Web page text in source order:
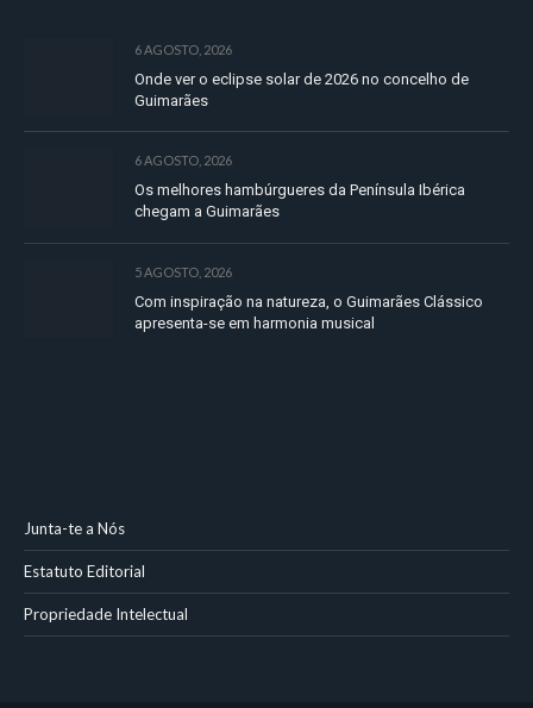
6 AGOSTO, 2026
Onde ver o eclipse solar de 2026 no concelho de
Guimarães
6 AGOSTO, 2026
Os melhores hambúrgueres da Península Ibérica
chegam a Guimarães
5 AGOSTO, 2026
Com inspiração na natureza, o Guimarães Clássico
apresenta-se em harmonia musical
Junta-te a Nós
Estatuto Editorial
Propriedade Intelectual